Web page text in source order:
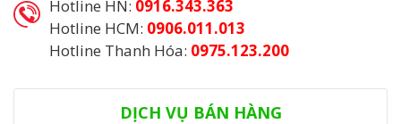
Hotline HN: 0916.343.363
Hotline HCM: 0906.011.013
Hotline Thanh Hóa: 0975.123.200
Danh mục:Camera An Ninh,Camera Hikvision
DỊCH VỤ BÁN HÀNG